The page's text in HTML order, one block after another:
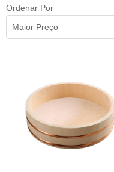
Ordenar Por
Maior Preço